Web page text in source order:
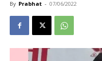
By Prabhat - 07/06/2022